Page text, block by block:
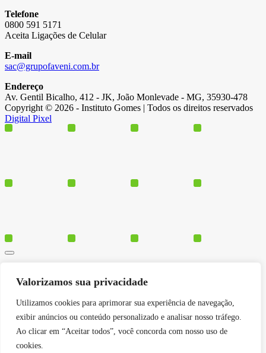
Valorizamos sua privacidade
Utilizamos cookies para aprimorar sua experiência de navegação,
exibir anúncios ou conteúdo personalizado e analisar nosso tráfego.
Ao clicar em “Aceitar todos”, você concorda com nosso uso de
cookies.
Telefone
0800 591 5171
Aceita Ligações de Celular
E-mail
sac@grupofaveni.com.br
Endereço
Av. Gentil Bicalho, 412 - JK, João Monlevade - MG, 35930-478
Copyright © 2026 - Instituto Gomes | Todos os direitos reservados
Digital Pixel
Polos
Institucional